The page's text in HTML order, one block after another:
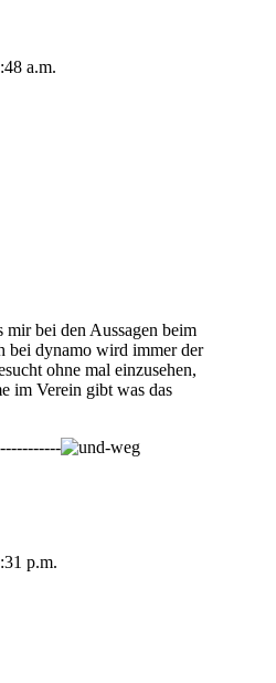
a.m.
bei den Aussagen beim
bei dynamo wird immer der
ohne mal einzusehen,
im Verein gibt was das
p.m.